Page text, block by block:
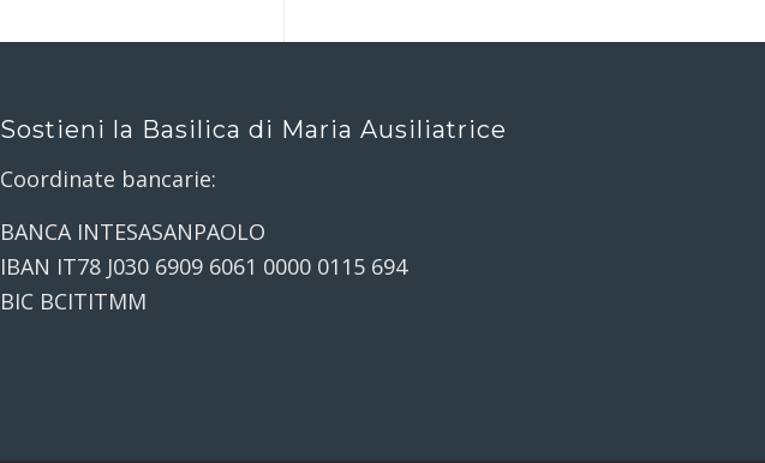
Sostieni la Basilica di Maria Ausiliatrice
Coordinate bancarie:
BANCA INTESASANPAOLO
IBAN IT78 J030 6909 6061 0000 0115 694
BIC BCITITMM